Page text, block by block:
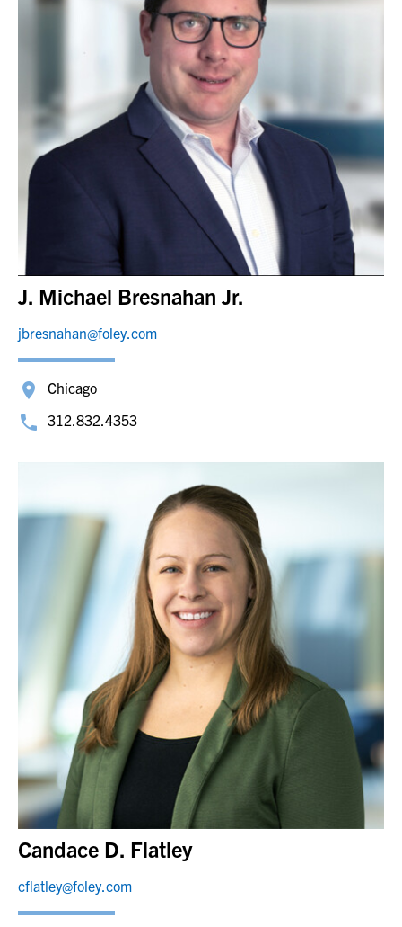
J. Michael Bresnahan Jr.
jbresnahan@foley.com
Chicago
312.832.4353
Candace D. Flatley
cflatley@foley.com